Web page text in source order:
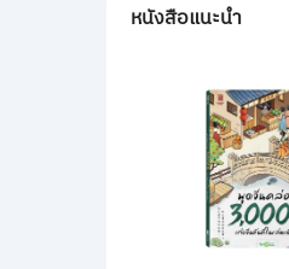
หนังสือแนะนำ